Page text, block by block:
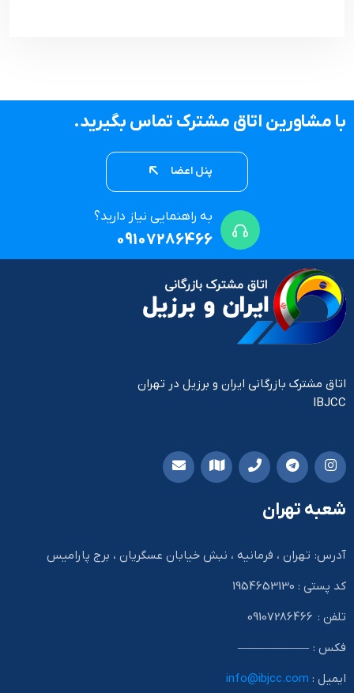
با مشاورین اتاق مشترک تماس بگیرید.
پنل اعضا
به راهنمایی نیاز دارید؟
09107286466
اتاق مشترک بازرگانی ایران و برزیل در تهران
IBJCC
شعبه تهران
آدرس: تهران ، فرمانیه ، نبش خیابان عسگریان ، برج پارامیس
کد پستی : 1954653130
تلفن : 09107286466
فکس : ——————
ایمیل : info@ibjcc.com